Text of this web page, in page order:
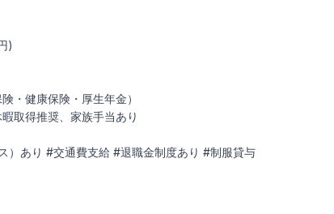
)
・健康保険・厚生年金）
取得推奨、家族手当あり
）あり #交通費支給 #退職金制度あり #制服貸与